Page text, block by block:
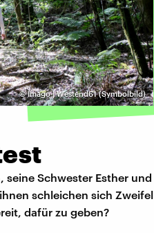
©Imago | Westend61 (Symbolbild)
Schwester Esther und
schleichen sich Zweifel
dafür zu geben?